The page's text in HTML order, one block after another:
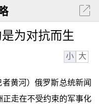
为对抗而生
小 大
黄河）俄罗斯总统新闻
走在不受约束的军事化